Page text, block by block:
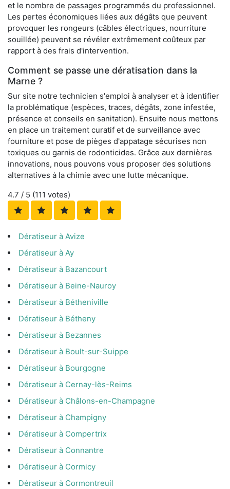
et le nombre de passages programmés du professionnel.
Les pertes économiques liées aux dégâts que peuvent
provoquer les rongeurs (câbles électriques, nourriture
souillée) peuvent se révéler extrêmement coûteux par
rapport à des frais d'intervention.
Comment se passe une dératisation dans la
Marne ?
Sur site notre technicien s'emploi à analyser et à identifier
la problématique (espèces, traces, dégâts, zone infestée,
présence et conseils en sanitation). Ensuite nous mettons
en place un traitement curatif et de surveillance avec
fourniture et pose de pièges d'appatage sécurises non
toxiques ou garnis de rodonticides. Grâce aux dernières
innovations, nous pouvons vous proposer des solutions
alternatives à la chimie avec une lutte mécanique.
4.7 / 5 (111 votes)
Dératiseur à Avize
Dératiseur à Ay
Dératiseur à Bazancourt
Dératiseur à Beine-Nauroy
Dératiseur à Bétheniville
Dératiseur à Bétheny
Dératiseur à Bezannes
Dératiseur à Boult-sur-Suippe
Dératiseur à Bourgogne
Dératiseur à Cernay-lès-Reims
Dératiseur à Châlons-en-Champagne
Dératiseur à Champigny
Dératiseur à Compertrix
Dératiseur à Connantre
Dératiseur à Cormicy
Dératiseur à Cormontreuil